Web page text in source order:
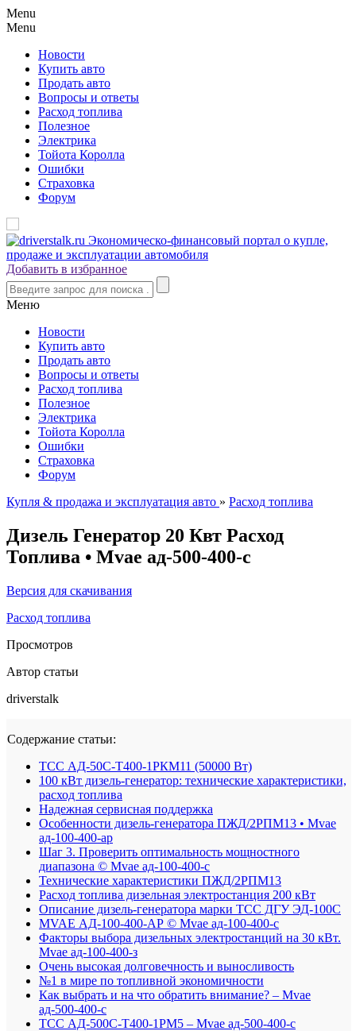
Menu
Menu
Новости
Купить авто
Продать авто
Вопросы и ответы
Расход топлива
Полезное
Электрика
Тойота Королла
Ошибки
Страховка
Форум
Добавить в избранное
Меню
Новости
Купить авто
Продать авто
Вопросы и ответы
Расход топлива
Полезное
Электрика
Тойота Королла
Ошибки
Страховка
Форум
Купля & продажа и эксплуатация авто » Расход топлива
Дизель Генератор 20 Квт Расход
Топлива • Mvae ад-500-400-c
Версия для скачивания
Расход топлива
Просмотров
Автор статьи
driverstalk
Содержание статьи:
ТСС АД-50С-Т400-1РКМ11 (50000 Вт)
100 кВт дизель-генератор: технические характеристики,
расход топлива
Надежная сервисная поддержка
Особенности дизель-генератора ПЖД/2РПМ13 • Mvae
ад-100-400-ар
Шаг 3. Проверить оптимальность мощностного
диапазона © Mvae ад-100-400-с
Технические характеристики ПЖД/2РПМ13
Расход топлива дизельная электростанция 200 кВт
Описание дизель-генератора марки ТСС ДГУ ЭД-100С
MVAE АД-100-400-АР © Mvae ад-100-400-с
Факторы выбора дизельных электростанций на 30 кВт.
Mvae ад-100-400-з
Очень высокая долговечность и выносливость
№1 в мире по топливной экономичности
Как выбрать и на что обратить внимание? – Mvae
ад-500-400-c
ТСС АД-500С-Т400-1РМ5 – Mvae ад-500-400-c